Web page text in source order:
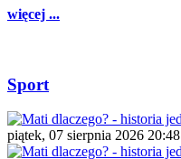
więcej ...
Sport
piątek, 07 sierpnia 2026 20:48